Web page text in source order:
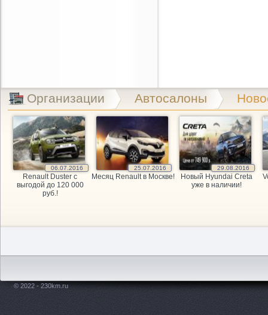
Организации Автосалоны
06.07.2016
Renault Duster с
выгодой до 120 000
руб.!
25.07.2016
Месяц Renault в Москве!
29.08.2016
Новый Hyundai Creta
уже в наличии!
© 2022 - 230km.ru